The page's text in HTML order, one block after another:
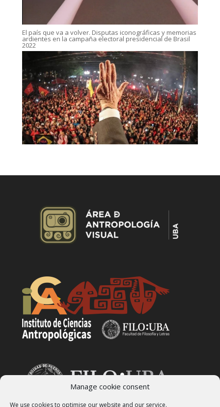
Manage cookie consent
We use cookies to optimise our website and our service.
El país que va a volver. Disputas iconográficas y memorias
ardientes en la campaña electoral presidencial de Brasil
2022